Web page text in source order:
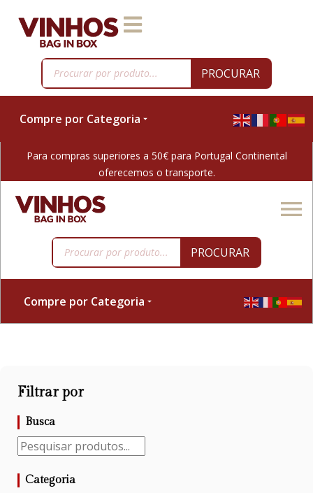
PROCURAR
Compre por Categoria
Para compras superiores a 50€ para Portugal Continental
oferecemos o transporte.
PROCURAR
Compre por Categoria
Filtrar por
Busca
Categoria